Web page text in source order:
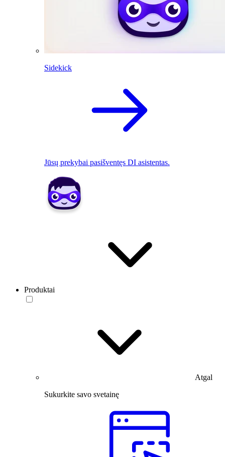
Sidekick
Jūsų prekybai pasišventęs DI asistentas.
Produktai
Atgal
Sukurkite savo svetainę